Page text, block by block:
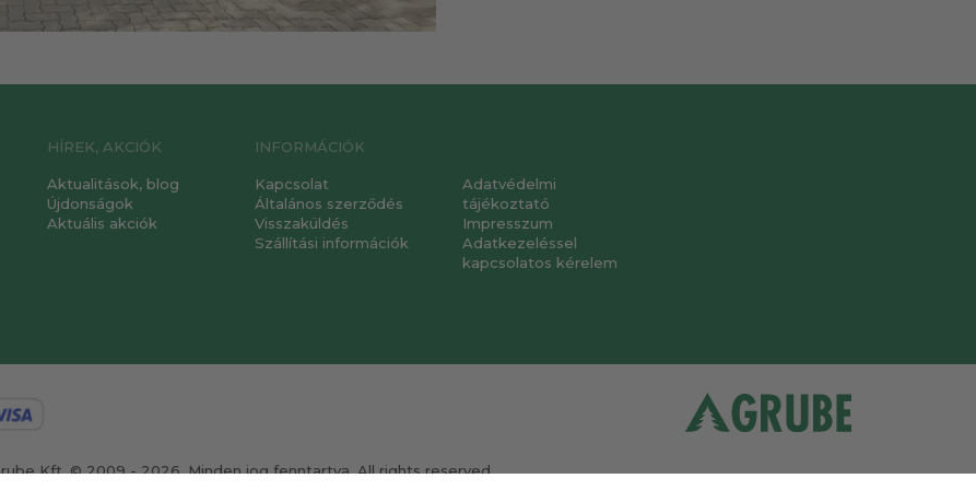
HÍREK, AKCIÓK
Aktualitások, blog
Újdonságok
Aktuális akciók
INFORMÁCIÓK
Kapcsolat
Általános szerződés
Visszaküldés
Szállítási információk
Adatvédelmi
tájékoztató
Impresszum
Adatkezeléssel
kapcsolatos kérelem
Kft. © 2009 - 2026. Minden jog fenntartva. All rights reserved.